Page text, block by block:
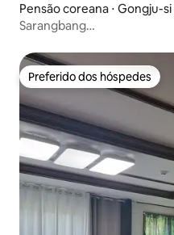
Pensão coreana ⋅ Gongju-si
Sarangbang
Preferido dos hóspedes
Preferido dos hóspedes